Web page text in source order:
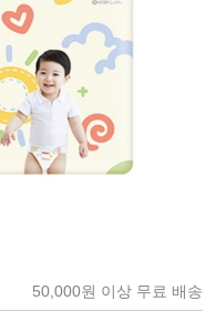
50,000원 이상 무료 배송